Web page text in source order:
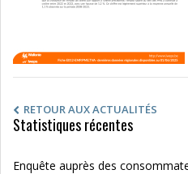
RETOUR AUX ACTUALITÉS
Statistiques récentes
Enquête auprès des